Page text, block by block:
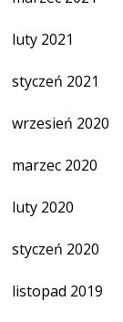
luty 2021
styczeń 2021
wrzesień 2020
marzec 2020
luty 2020
styczeń 2020
listopad 2019